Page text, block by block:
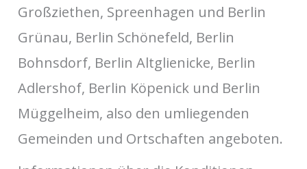
Großziethen, Spreenhagen und Berlin
Grünau, Berlin Schönefeld, Berlin
Bohnsdorf, Berlin Altglienicke, Berlin
Adlershof, Berlin Köpenick und Berlin
Müggelheim, also den umliegenden
Gemeinden und Ortschaften angeboten.